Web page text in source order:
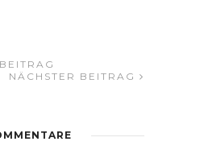
NÄCHSTER BEITRAG